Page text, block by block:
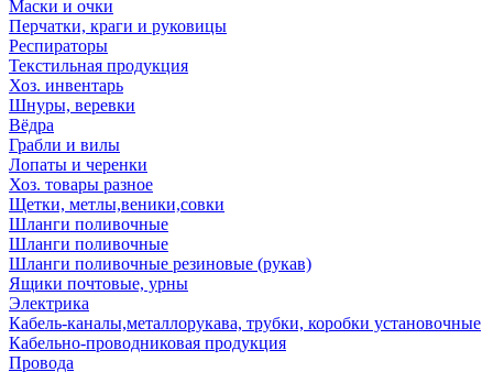
Маски и очки
Перчатки, краги и руковицы
Респираторы
Текстильная продукция
Хоз. инвентарь
Шнуры, веревки
Вёдра
Грабли и вилы
Лопаты и черенки
Хоз. товары разное
Щетки, метлы,веники,совки
Шланги поливочные
Шланги поливочные
Шланги поливочные резиновые (рукав)
Ящики почтовые, урны
Электрика
Кабель-каналы,металлорукава, трубки, коробки установочные
Кабельно-проводниковая продукция
Провода